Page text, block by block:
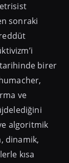
sonraki
tarihinde birer
ve
algoritmik
dinamik,
kısa